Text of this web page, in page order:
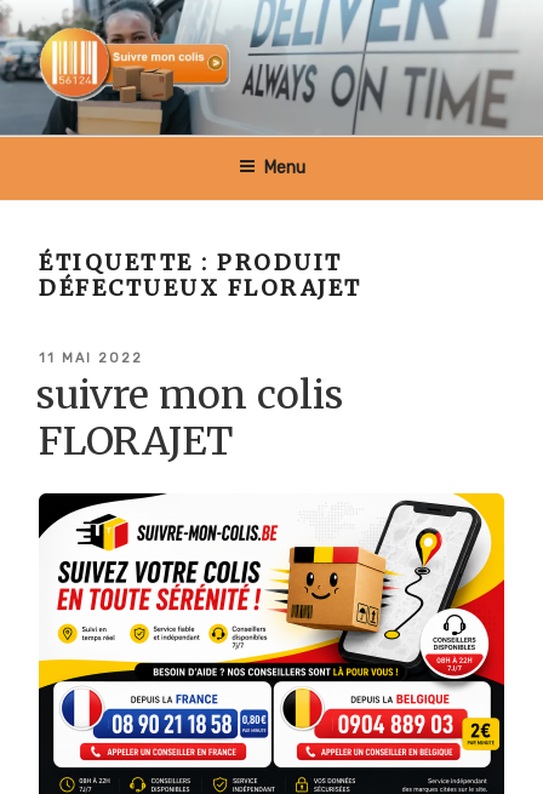
Aller
au
contenu
principal
SUIVRE MON COLIS BELGIQUE
Menu
ÉTIQUETTE :PRODUIT
DÉFECTUEUX FLORAJET
PUBLIÉ
11 MAI 2022
suivre mon colis
FLORAJET